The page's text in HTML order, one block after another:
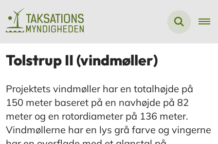
Tolstrup II (vindmøller)
Projektets vindmøller har en totalhøjde på
150 meter baseret på en navhøjde på 82
meter og en rotordiameter på 136 meter.
Vindmøllerne har en lys grå farve og vingerne